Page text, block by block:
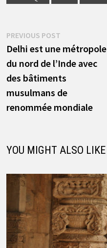
Navigation
de
l’article
PREVIOUS POSTPrevious
post:
Delhi est une métropole
du nord de l’Inde avec
des bâtiments
musulmans de
renommée mondiale
YOU MIGHT ALSO LIKE